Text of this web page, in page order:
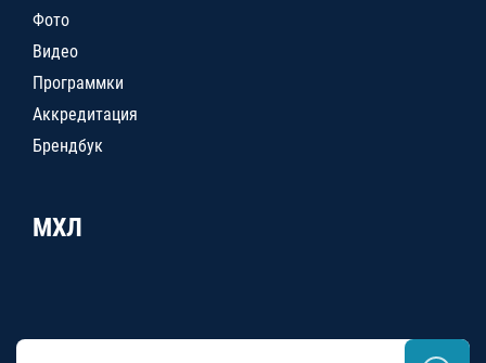
Фото
Видео
Программки
Аккредитация
Брендбук
МХЛ